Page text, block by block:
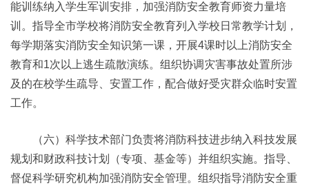
能训练纳入学生军训安排，加强消防安全教育师资力量培
训。指导全市学校将消防安全教育列入学校日常教学计划，
每学期落实消防安全知识第一课，开展4课时以上消防安全
教育和1次以上逃生疏散演练。组织协调灾害事故处置所涉
及的在校学生疏导、安置工作，配合做好受灾群众临时安置
工作。
（六）科学技术部门负责将消防科技进步纳入科技发展
规划和财政科技计划（专项、基金等）并组织实施。指导、
督促科学研究机构加强消防安全管理。组织指导消防安全重